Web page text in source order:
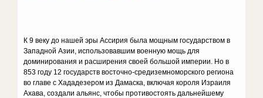
К 9 веку до нашей эры Ассирия была мощным государством в
Западной Азии, использовавшим военную мощь для
доминирования и расширения своей большой империи. Но в
853 году 12 государств восточно-средиземноморского региона
во главе с Хададезером из Дамаска, включая короля Израиля
Ахава, создали альянс, чтобы противостоять дальнейшему